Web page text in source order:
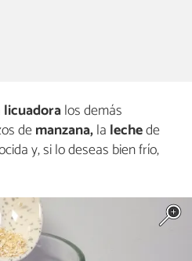
licuadoralos demás
demanzana,la lechede
y, si lo deseas bien frío,